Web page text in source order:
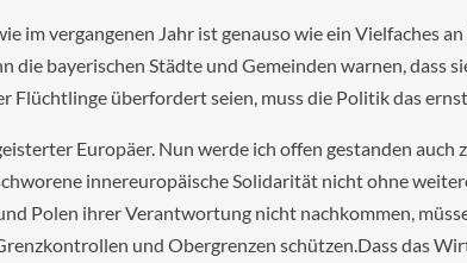
im vergangenen Jahr ist genauso wie ein Vielfaches
die bayerischen Städte und Gemeinden warnen, dass
überfordert seien, muss die Politik das
Europäer. Nun werde ich offen gestanden auch
innereuropäische Solidarität nicht ohne
Polen ihrer Verantwortung nicht nachkommen,
und Obergrenzen schützen.Dass das